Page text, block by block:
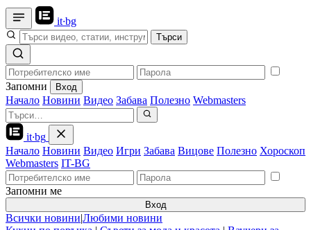
it·bg
Търси
Запомни Вход
Начало Новини Видео Забава Полезно Webmasters
it·bg
Начало Новини Видео Игри Забава Вицове Полезно Хороскоп
Webmasters IT-BG
Запомни ме
Вход
Всички новини|Любими новини